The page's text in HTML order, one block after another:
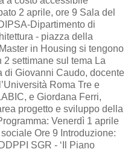
2 aprile, ore 9 Sala del
Dipartimento di
- piazza della
in Housing si tengono
settimane sul tema La
di Giovanni Caudo, docente
Roma Tre e
e Giordana Ferri,
progetto e sviluppo della
Venerdì 1 aprile
Ore 9 Introduzione:
SGR - ‘Il Piano